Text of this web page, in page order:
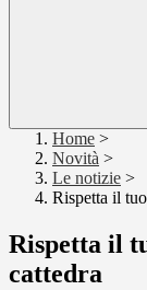
Home >
Novità >
Le notizie >
Rispetta il
Rispetta il
cattedra